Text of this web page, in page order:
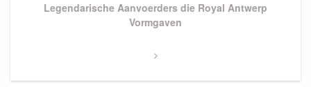
Next
Legendarische Aanvoerders die Royal Antwerp
Vormgaven